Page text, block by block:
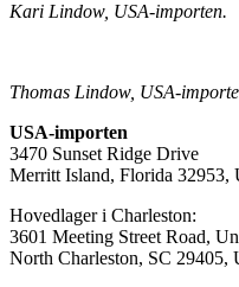
Kari Lindow, USA-importen.
Thomas Lindow, USA-
USA-importen
3470 Sunset Ridge Drive
Merritt Island, Florida 32953,
Hovedlager i Charleston:
3601 Meeting Street Road,
North Charleston, SC 29405,